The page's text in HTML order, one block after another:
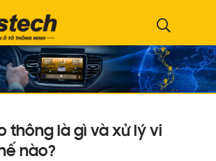
thông là gì và xử lý vi
nào?